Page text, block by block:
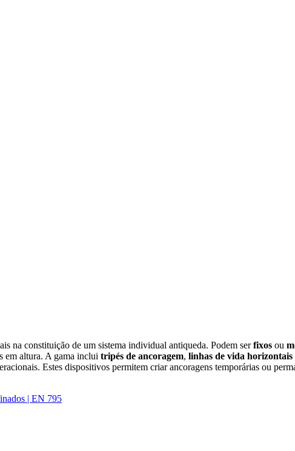
na constituição de um sistema individual antiqueda. Podem serfixos ou
em altura. A gama inclui tripés de ancoragem, linhas de vida horizontais
Estes dispositivos permitem criar ancoragens temporárias ou